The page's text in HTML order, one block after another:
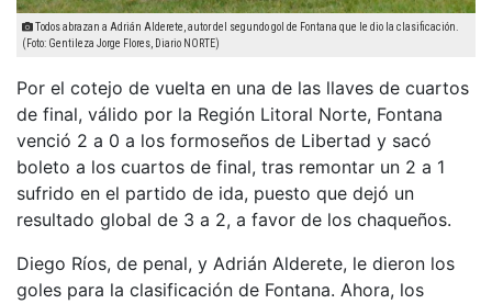
Todos abrazan a Adrián Alderete, autor del segundo gol de Fontana que le dio la clasificación.
(Foto: Gentileza Jorge Flores, Diario NORTE)
Por el cotejo de vuelta en una de las llaves de cuartos
de final, válido por la Región Litoral Norte, Fontana
venció 2 a 0 a los formoseños de Libertad y sacó
boleto a los cuartos de final, tras remontar un 2 a 1
sufrido en el partido de ida, puesto que dejó un
resultado global de 3 a 2, a favor de los chaqueños.
Diego Ríos, de penal, y Adrián Alderete, le dieron los
goles para la clasificación de Fontana. Ahora, los